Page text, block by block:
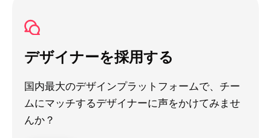
デザイナーを採用する
国内最大のデザインプラットフォームで、チー
ムにマッチするデザイナーに声をかけてみませ
んか？